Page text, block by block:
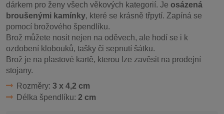
dárkem pro ženy všech věkových kategorií. Je osázená
broušenými kamínky, které se krásně třpytí. Zapíná se
pomocí brožového špendlíku.
Brož můžete nosit nejen na oděvech, ale hodí se i k
ozdobení klobouků, tašky či sepnutí šátku.
Brož je na plastové kartě, kterou lze zavěsit na prodejní
stojany.
Rozměry: 3 x 4,2 cm
Délka špendlíku: 2 cm